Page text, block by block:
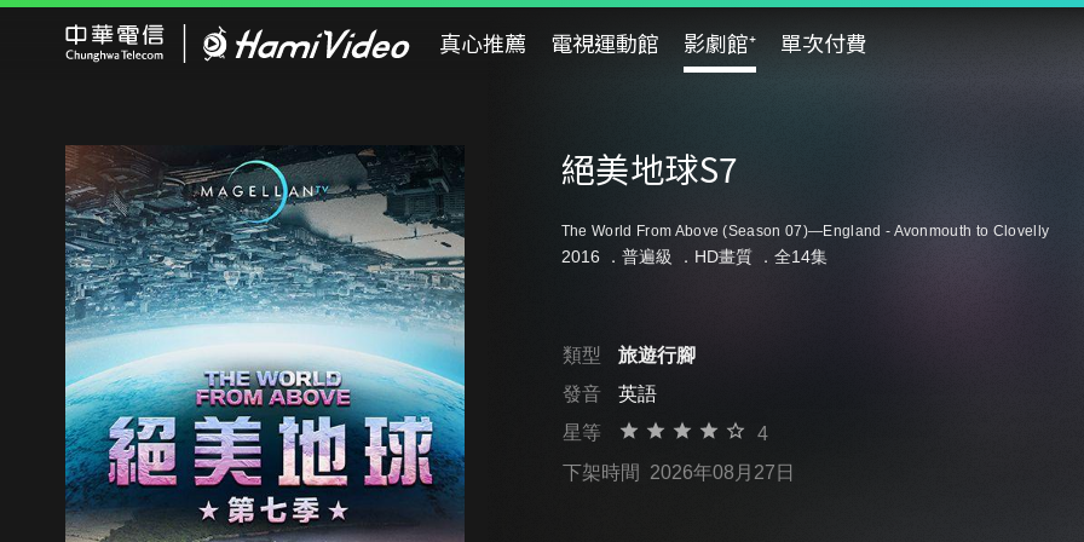
真心推薦 電視運動館 影劇館⁺ 單次付費
絕美地球S7
The World From Above (Season 07)—England - Avonmouth to Clovelly
2016 ． 普遍級 ．HD畫質 ．全14集
類型
旅遊行腳
發音
英語
星等
4
下架時間 2026年08月27日